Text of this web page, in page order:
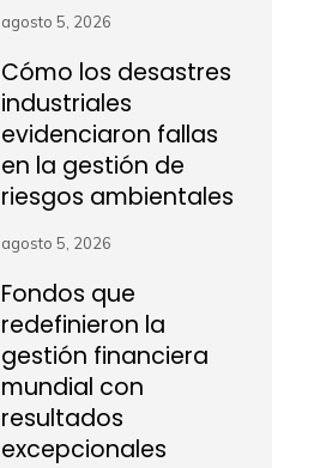
agosto 5, 2026
Cómo los desastres
industriales
evidenciaron fallas
en la gestión de
riesgos ambientales
agosto 5, 2026
Fondos que
redefinieron la
gestión financiera
mundial con
resultados
excepcionales